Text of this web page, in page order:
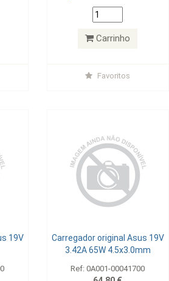
Carrinho
Favoritos
19V
Carregador original Asus 19V
3.42A 65W 4.5x3.0mm
Ref: 0A001-00041700